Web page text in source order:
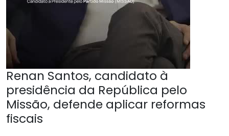
Renan Santos, candidato à
presidência da República pelo
Missão, defende aplicar reformas
fiscais